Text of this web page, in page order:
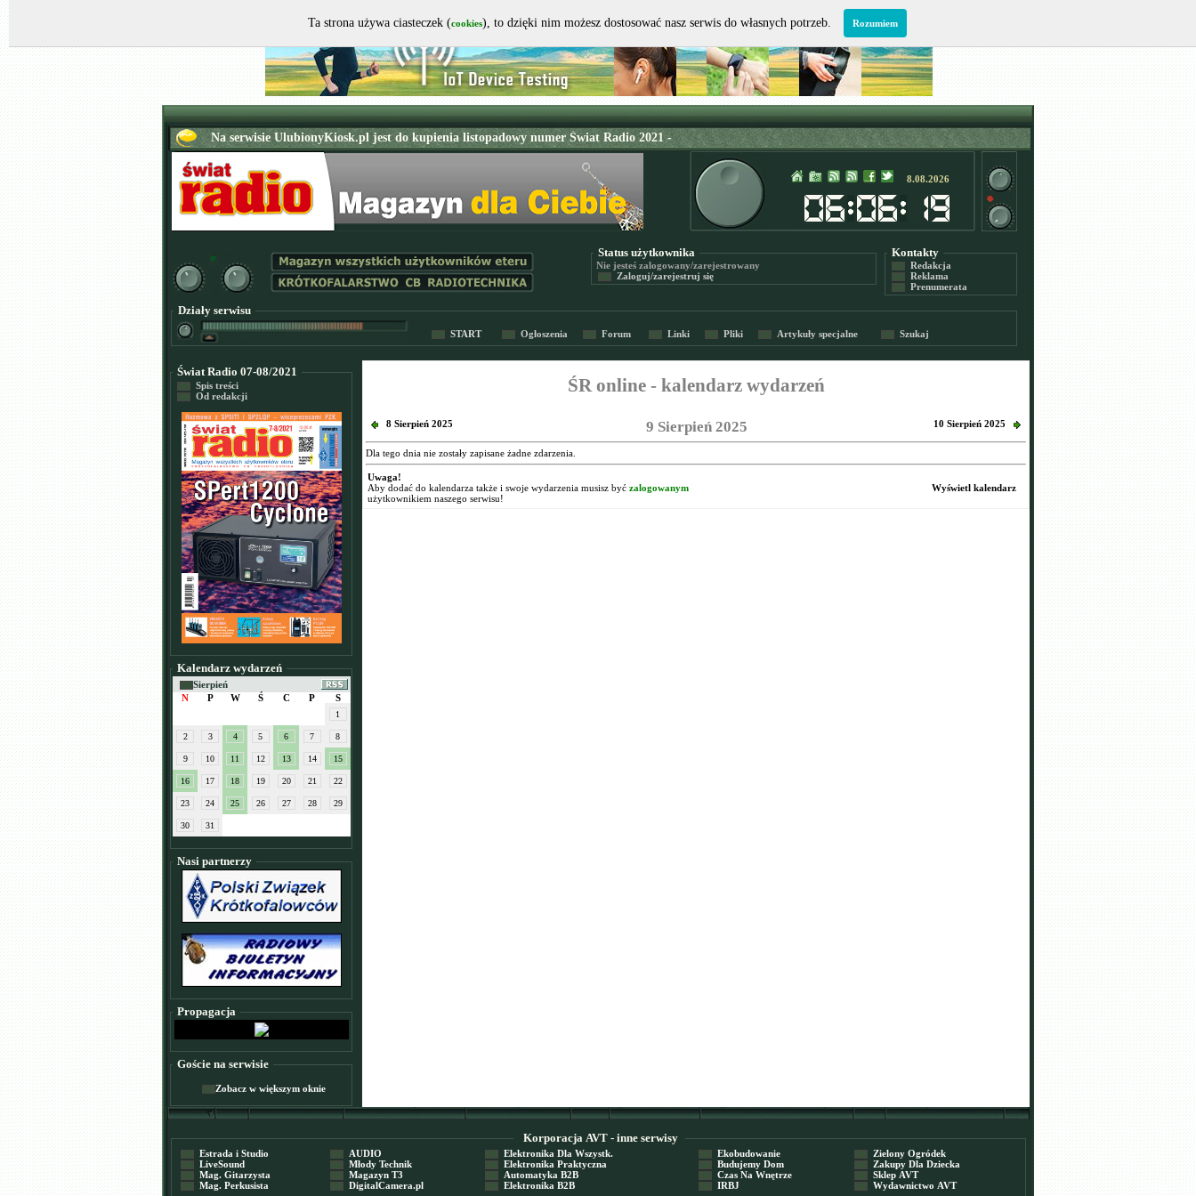
8.08.2026
Status użytkownika
Nie jesteś zalogowany/zarejestrowany
Zaloguj/zarejestruj się
Kontakty
Redakcja
Reklama
Prenumerata
Działy serwisu
START Ogłoszenia Forum Linki Pliki Artykuły specjalne Szukaj
Świat Radio 07-08/2021
Spis treści
Od redakcji
Kalendarz wydarzeń
Sierpień
N
P W Ś C P S
1
2 3 4 5 6 7 8
9 10 11 12 13 14 15
16 17 18 19 20 21 22
23 24 25 26 27 28 29
30 31
Nasi partnerzy
Propagacja
Goście na serwisie
Zobacz w większym oknie
ŚR online - kalendarz wydarzeń
8 Sierpień 2025 9 Sierpień 2025 10 Sierpień 2025
Dla tego dnia nie zostały zapisane żadne zdarzenia.
Uwaga!
Aby dodać do kalendarza także i swoje wydarzenia musisz być zalogowanym
użytkownikiem naszego serwisu!
Wyświetl kalendarz
Korporacja AVT - inne serwisy
Estrada i Studio
LiveSound
Mag. Gitarzysta
Mag. Perkusista
AUDIO
Młody Technik
Magazyn T3
DigitalCamera.pl
Elektronika Dla Wszystk.
Elektronika Praktyczna
Automatyka B2B
Elektronika B2B
Ekobudowanie
Budujemy Dom
Czas Na Wnętrze
IRBJ
Zielony Ogródek
Zakupy Dla Dziecka
Sklep AVT
Wydawnictwo AVT
Ta strona używa ciasteczek (cookies), to dzięki nim możesz dostosować nasz serwis do własnych potrzeb. Rozumiem